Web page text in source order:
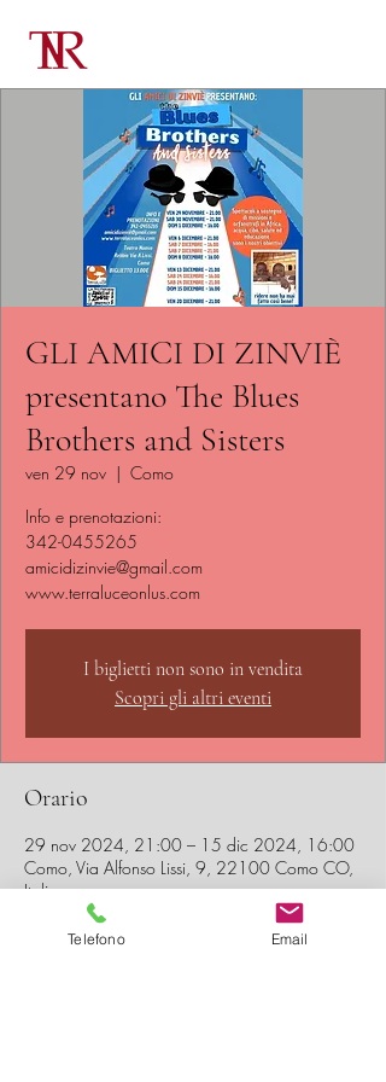
GLI AMICI DI ZINVIÈ
presentano The Blues
Brothers and Sisters
ven 29 nov
  |
Como
Info e prenotazioni:
342-0455265
amicidizinvie@gmail.com
www.terraluceonlus.com
I biglietti non sono in vendita
Scopri gli altri eventi
Orario
29 nov 2024, 21:00 – 15 dic 2024, 16:00
Como, Via Alfonso Lissi, 9, 22100 Como CO,
Italia
Telefono Email